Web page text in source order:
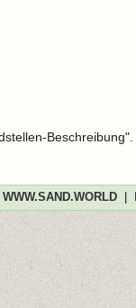
WWW.SAND.WORLD|